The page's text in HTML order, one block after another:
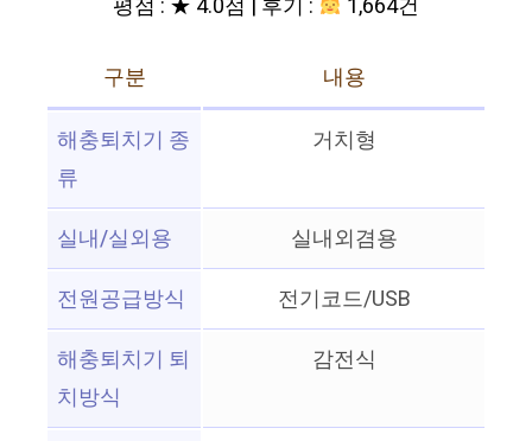
평점 : ★ 4.0점 | 후기 : 1,664건
구분
내용
해충퇴치기 종
류
거치형
실내/실외용
실내외겸용
전원공급방식
전기코드/USB
해충퇴치기 퇴
치방식
감전식